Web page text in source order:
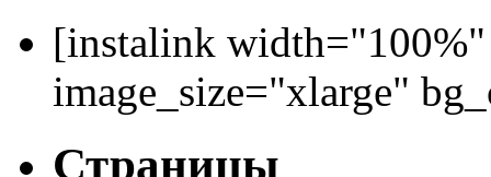
[instalink
image_size="xlarge"
Страницы